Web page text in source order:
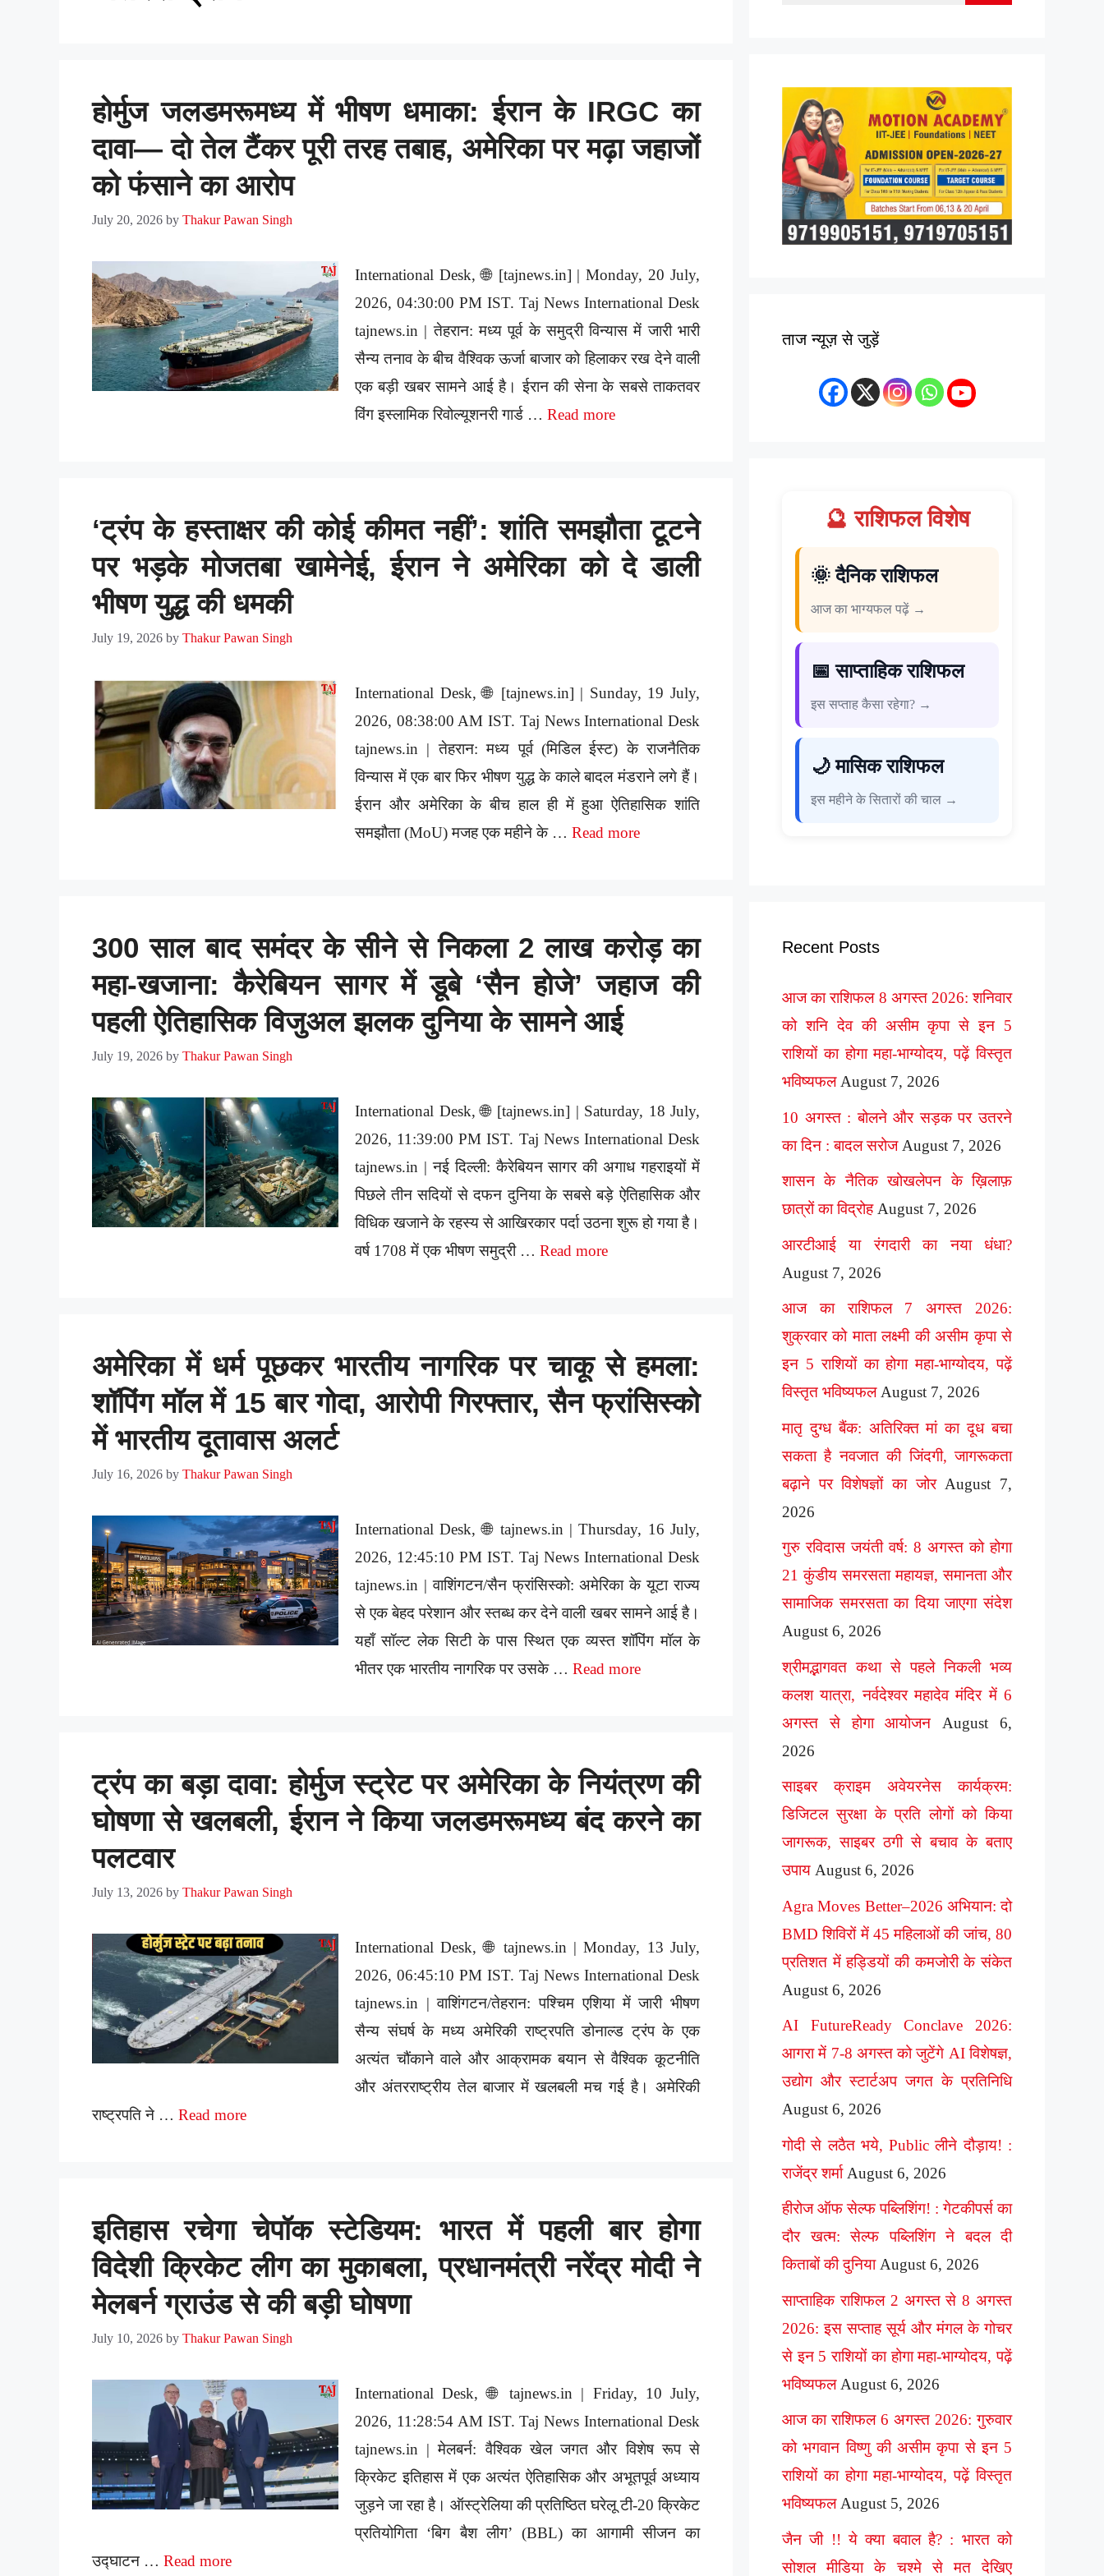
होर्मुज जलडमरूमध्य में भीषण धमाका: ईरान के IRGC का
दावा— दो तेल टैंकर पूरी तरह तबाह, अमेरिका पर मढ़ा जहाजों
को फंसाने का आरोप
July 20, 2026 by Thakur Pawan Singh
International Desk, 🌐 [tajnews.in] | Monday, 20 July,
2026, 04:30:00 PM IST. Taj News International Desk
tajnews.in | तेहरान: मध्य पूर्व के समुद्री विन्यास में जारी भारी
सैन्य तनाव के बीच वैश्विक ऊर्जा बाजार को हिलाकर रख देने वाली
एक बड़ी खबर सामने आई है। ईरान की सेना के सबसे ताकतवर
विंग इस्लामिक रिवोल्यूशनरी गार्ड … Read more
‘ट्रंप के हस्ताक्षर की कोई कीमत नहीं’: शांति समझौता टूटने
पर भड़के मोजतबा खामेनेई, ईरान ने अमेरिका को दे डाली
भीषण युद्ध की धमकी
July 19, 2026 by Thakur Pawan Singh
International Desk, 🌐 [tajnews.in] | Sunday, 19 July,
2026, 08:38:00 AM IST. Taj News International Desk
tajnews.in | तेहरान: मध्य पूर्व (मिडिल ईस्ट) के राजनैतिक
विन्यास में एक बार फिर भीषण युद्ध के काले बादल मंडराने लगे हैं।
ईरान और अमेरिका के बीच हाल ही में हुआ ऐतिहासिक शांति
समझौता (MoU) मजह एक महीने के … Read more
300 साल बाद समंदर के सीने से निकला 2 लाख करोड़ का
महा-खजाना: कैरेबियन सागर में डूबे ‘सैन होजे’ जहाज की
पहली ऐतिहासिक विजुअल झलक दुनिया के सामने आई
July 19, 2026 by Thakur Pawan Singh
International Desk, 🌐 [tajnews.in] | Saturday, 18 July,
2026, 11:39:00 PM IST. Taj News International Desk
tajnews.in | नई दिल्ली: कैरेबियन सागर की अगाध गहराइयों में
पिछले तीन सदियों से दफन दुनिया के सबसे बड़े ऐतिहासिक और
विधिक खजाने के रहस्य से आखिरकार पर्दा उठना शुरू हो गया है।
वर्ष 1708 में एक भीषण समुद्री … Read more
अमेरिका में धर्म पूछकर भारतीय नागरिक पर चाकू से हमला:
शॉपिंग मॉल में 15 बार गोदा, आरोपी गिरफ्तार, सैन फ्रांसिस्को
में भारतीय दूतावास अलर्ट
July 16, 2026 by Thakur Pawan Singh
International Desk, 🌐 tajnews.in | Thursday, 16 July,
2026, 12:45:10 PM IST. Taj News International Desk
tajnews.in | वाशिंगटन/सैन फ्रांसिस्को: अमेरिका के यूटा राज्य
से एक बेहद परेशान और स्तब्ध कर देने वाली खबर सामने आई है।
यहाँ सॉल्ट लेक सिटी के पास स्थित एक व्यस्त शॉपिंग मॉल के
भीतर एक भारतीय नागरिक पर उसके … Read more
ट्रंप का बड़ा दावा: होर्मुज स्ट्रेट पर अमेरिका के नियंत्रण की
घोषणा से खलबली, ईरान ने किया जलडमरूमध्य बंद करने का
पलटवार
July 13, 2026 by Thakur Pawan Singh
International Desk, 🌐 tajnews.in | Monday, 13 July,
2026, 06:45:10 PM IST. Taj News International Desk
tajnews.in | वाशिंगटन/तेहरान: पश्चिम एशिया में जारी भीषण
सैन्य संघर्ष के मध्य अमेरिकी राष्ट्रपति डोनाल्ड ट्रंप के एक
अत्यंत चौंकाने वाले और आक्रामक बयान से वैश्विक कूटनीति
और अंतरराष्ट्रीय तेल बाजार में खलबली मच गई है। अमेरिकी
राष्ट्रपति ने … Read more
इतिहास रचेगा चेपॉक स्टेडियम: भारत में पहली बार होगा
विदेशी क्रिकेट लीग का मुकाबला, प्रधानमंत्री नरेंद्र मोदी ने
मेलबर्न ग्राउंड से की बड़ी घोषणा
July 10, 2026 by Thakur Pawan Singh
International Desk, 🌐 tajnews.in | Friday, 10 July,
2026, 11:28:54 AM IST. Taj News International Desk
tajnews.in | मेलबर्न: वैश्विक खेल जगत और विशेष रूप से
क्रिकेट इतिहास में एक अत्यंत ऐतिहासिक और अभूतपूर्व अध्याय
जुड़ने जा रहा है। ऑस्ट्रेलिया की प्रतिष्ठित घरेलू टी-20 क्रिकेट
प्रतियोगिता ‘बिग बैश लीग’ (BBL) का आगामी सीजन का
उद्घाटन … Read more
ताज न्यूज़ से जुड़ें
🔮 राशिफल विशेष
🌞 दैनिक राशिफल
आज का भाग्यफल पढ़ें →
📅 साप्ताहिक राशिफल
इस सप्ताह कैसा रहेगा? →
🌙 मासिक राशिफल
इस महीने के सितारों की चाल →
Recent Posts
आज का राशिफल 8 अगस्त 2026: शनिवार
को शनि देव की असीम कृपा से इन 5
राशियों का होगा महा-भाग्योदय, पढ़ें विस्तृत
भविष्यफल August 7, 2026
10 अगस्त : बोलने और सड़क पर उतरने
का दिन : बादल सरोज August 7, 2026
शासन के नैतिक खोखलेपन के ख़िलाफ़
छात्रों का विद्रोह August 7, 2026
आरटीआई या रंगदारी का नया धंधा?
August 7, 2026
आज का राशिफल 7 अगस्त 2026:
शुक्रवार को माता लक्ष्मी की असीम कृपा से
इन 5 राशियों का होगा महा-भाग्योदय, पढ़ें
विस्तृत भविष्यफल August 7, 2026
मातृ दुग्ध बैंक: अतिरिक्त मां का दूध बचा
सकता है नवजात की जिंदगी, जागरूकता
बढ़ाने पर विशेषज्ञों का जोर August 7,
2026
गुरु रविदास जयंती वर्ष: 8 अगस्त को होगा
21 कुंडीय समरसता महायज्ञ, समानता और
सामाजिक समरसता का दिया जाएगा संदेश
August 6, 2026
श्रीमद्भागवत कथा से पहले निकली भव्य
कलश यात्रा, नर्वदेश्वर महादेव मंदिर में 6
अगस्त से होगा आयोजन
August 6,
2026
साइबर क्राइम अवेयरनेस कार्यक्रम:
डिजिटल सुरक्षा के प्रति लोगों को किया
जागरूक, साइबर ठगी से बचाव के बताए
उपाय August 6, 2026
Agra Moves Better–2026 अभियान: दो
BMD शिविरों में 45 महिलाओं की जांच, 80
प्रतिशत में हड्डियों की कमजोरी के संकेत
August 6, 2026
AI FutureReady Conclave 2026:
आगरा में 7-8 अगस्त को जुटेंगे AI विशेषज्ञ,
उद्योग और स्टार्टअप जगत के प्रतिनिधि
August 6, 2026
गोदी से लठैत भये, Public लीने दौड़ाय! :
राजेंद्र शर्मा August 6, 2026
हीरोज ऑफ सेल्फ पब्लिशिंग! : गेटकीपर्स का
दौर खत्म: सेल्फ पब्लिशिंग ने बदल दी
किताबों की दुनिया August 6, 2026
साप्ताहिक राशिफल 2 अगस्त से 8 अगस्त
2026: इस सप्ताह सूर्य और मंगल के गोचर
से इन 5 राशियों का होगा महा-भाग्योदय, पढ़ें
भविष्यफल August 6, 2026
आज का राशिफल 6 अगस्त 2026: गुरुवार
को भगवान विष्णु की असीम कृपा से इन 5
राशियों का होगा महा-भाग्योदय, पढ़ें विस्तृत
भविष्यफल August 5, 2026
जैन जी !! ये क्या बवाल है? : भारत को
सोशल मीडिया के चश्मे से मत देखिए